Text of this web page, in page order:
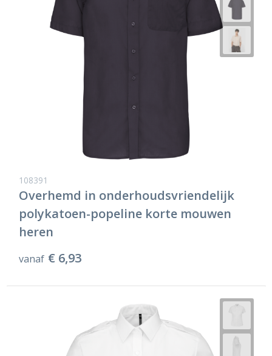
108391
Overhemd in onderhoudsvriendelijk
polykatoen-popeline korte mouwen
heren
vanaf € 6,93